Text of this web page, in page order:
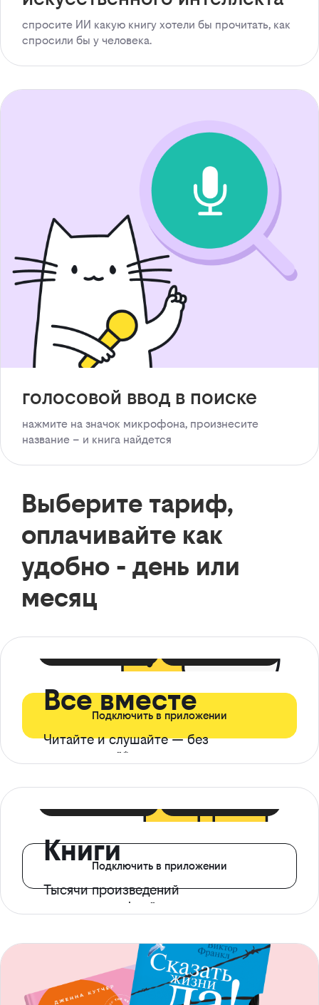
спросите ИИ какую книгу хотели бы прочитать, как
спросили бы у человека.
голосовой ввод в поиске
нажмите на значок микрофона, произнесите
название – и книга найдется
Выберите тариф,
оплачивайте как
удобно - день или
месяц
Все вместе
Читайте и слушайте — без
ограничений*
Подключить в приложении
Книги
Тысячи произведений
с доступом офлайн
Подключить в приложении